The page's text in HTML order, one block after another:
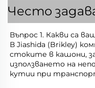
Често
Въпрос 1. Какви са
В Jiashida (Brikley)
стоките в кашони,
използването на
кутии при